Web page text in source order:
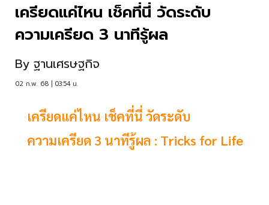
เครียดแค่ไหน เช็คที่นี่ วัดระดับ
ความเครียด 3 นาทีรู้ผล
By ฐานเศรษฐกิจ
02 ก.พ. 68 | 03:54 น.
เครียดแค่ไหน เช็คที่นี่ วัดระดับ
ความเครียด 3 นาทีรู้ผล : Tricks for Life